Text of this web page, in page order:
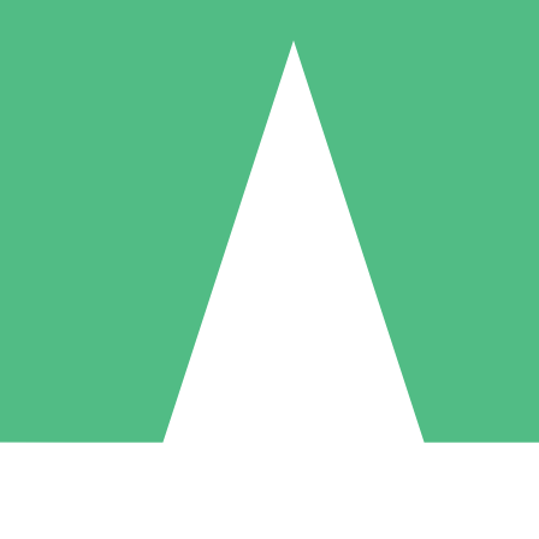
Individuele Creditpakketten
per gebruik met downloadtegoeden. Geen maandelijkse verplichting
5 Downloaden
US$